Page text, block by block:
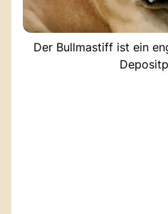
Der Bullmastiff ist ein